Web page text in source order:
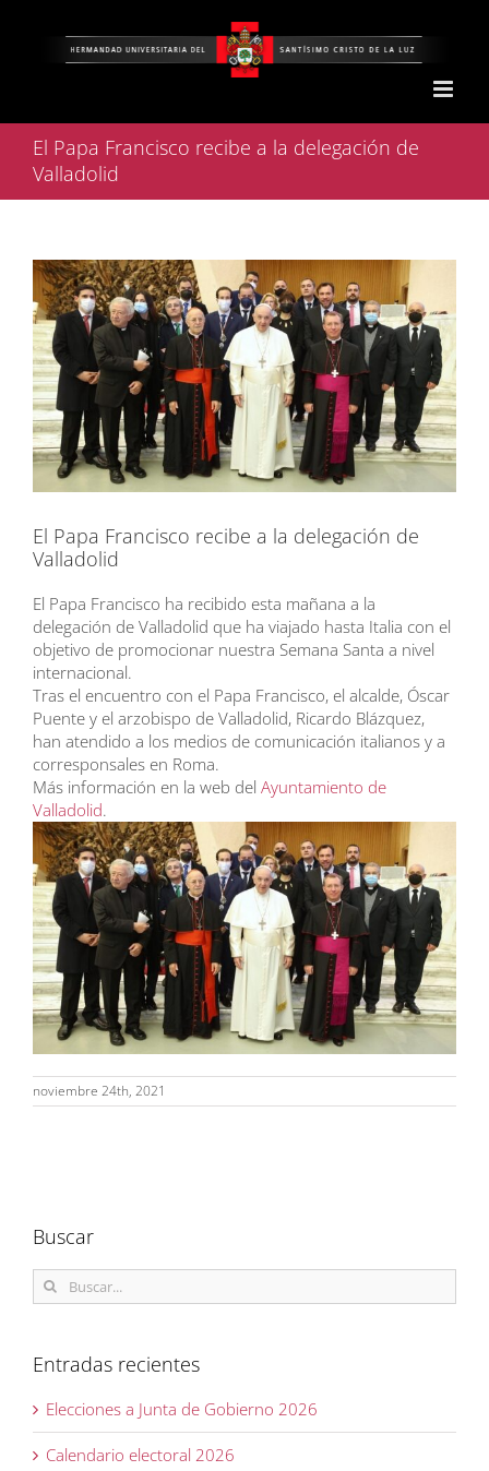
contenido
El Papa Francisco recibe a la delegación de
Valladolid
Ver
imagen
más
grande
El Papa Francisco recibe a la delegación de
Valladolid
El Papa Francisco ha recibido esta mañana a la
delegación de Valladolid que ha viajado hasta Italia con el
objetivo de promocionar nuestra Semana Santa a nivel
internacional.
Tras el encuentro con el Papa Francisco, el alcalde, Óscar
Puente y el arzobispo de Valladolid, Ricardo Blázquez,
han atendido a los medios de comunicación italianos y a
corresponsales en Roma.
Más información en la web del Ayuntamiento de
Valladolid.
noviembre 24th, 2021
Buscar
Buscar:
Entradas recientes
Elecciones a Junta de Gobierno 2026
Calendario electoral 2026